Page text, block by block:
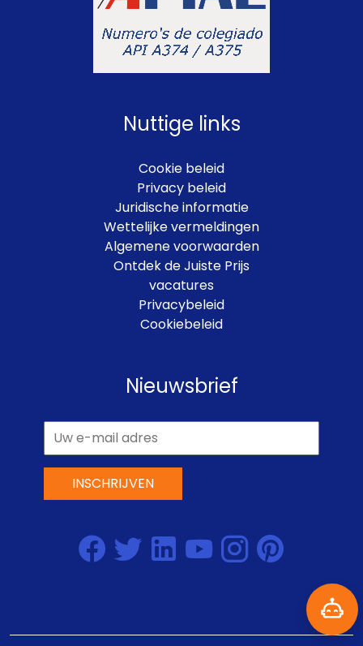
Nuttige links
Cookie beleid
Privacy beleid
Juridische informatie
Wettelijke vermeldingen
Algemene voorwaarden
Ontdek de Juiste Prijs
vacatures
Privacybeleid
Cookiebeleid
Nieuwsbrief
INSCHRIJVEN